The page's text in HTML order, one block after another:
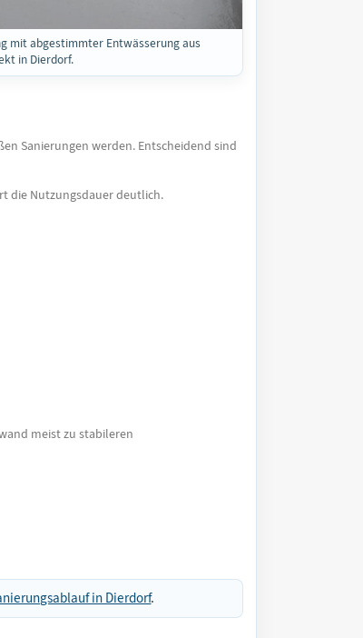
mit abgestimmter Entwässerung aus
in Dierdorf.
Sanierungen werden. Entscheidend sind
die Nutzungsdauer deutlich.
meist zu stabileren
in Dierdorf.